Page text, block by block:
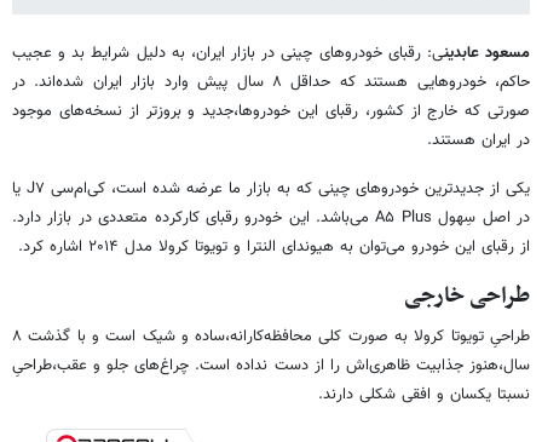
مسعود عابدینی:‌ رقبای خودروهای چینی در بازار ایران، به دلیل شرایط بد و عجیب
حاکم، خودروهایی هستند که حداقل ۸ سال پیش وارد بازار ایران شده‌اند. در
صورتی که خارج از کشور، رقبای این خودروها،جدید و بروزتر از نسخه‌های موجود
در ایران هستند.
یکی از جدیدترین خودروهای چینی که به بازار ما عرضه شده است، کی‌ام‌سی J۷ یا
در اصل سِهول A۵ Plus می‌باشد. این خودرو رقبای کارکرده‌ متعددی در بازار دارد.
از رقبای این خودرو می‌توان به هیوندای النترا و تویوتا کرولا مدل ۲۰۱۴ اشاره کرد.
طراحی خارجی
طراحیِ تویوتا کرولا به صورت کلی محافظه‌کارانه،ساده و شیک است و با گذشت ۸
سال،هنوز جذابیت ظاهری‌اش را از دست نداده است. چراغ‌های جلو و عقب،طراحیِ
نسبتا یکسان و افقی شکلی دارند.